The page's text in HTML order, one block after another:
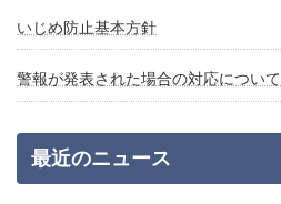
いじめ防止基本方針
警報が発表された場合の対応について
最近のニュース